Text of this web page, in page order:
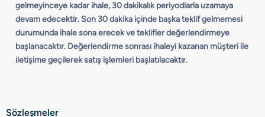
gelmeyinceye kadar ihale, 30 dakikalık periyodlarla uzamaya
devam edecektir. Son 30 dakika içinde başka teklif gelmemesi
durumunda ihale sona erecek ve teklifler değerlendirmeye
başlanacaktır. Değerlendirme sonrası ihaleyi kazanan müşteri ile
iletişime geçilerek satış işlemleri başlatılacaktır.
Sözleşmeler